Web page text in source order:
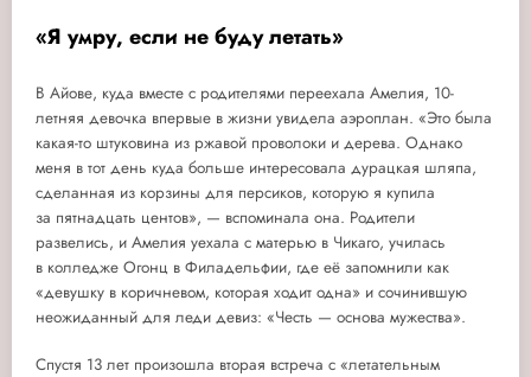
«Я умру, если не буду летать»
В Айове, куда вместе с родителями переехала Амелия, 10-
летняя девочка впервые в жизни увидела аэроплан. «Это была
какая-то штуковина из ржавой проволоки и дерева. Однако
меня в тот день куда больше интересовала дурацкая шляпа,
сделанная из корзины для персиков, которую я купила
за пятнадцать центов», — вспоминала она. Родители
развелись, и Амелия уехала с матерью в Чикаго, училась
в колледже Огонц в Филадельфии, где её запомнили как
«девушку в коричневом, которая ходит одна» и сочинившую
неожиданный для леди девиз: «Честь — основа мужества».
Спустя 13 лет произошла вторая встреча с «летательным